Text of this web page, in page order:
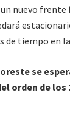
nuevo
de tiempo en
se
orden de los